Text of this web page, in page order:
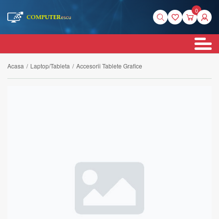
0
Acasa / Laptop/Tableta / Accesorii Tablete Grafice